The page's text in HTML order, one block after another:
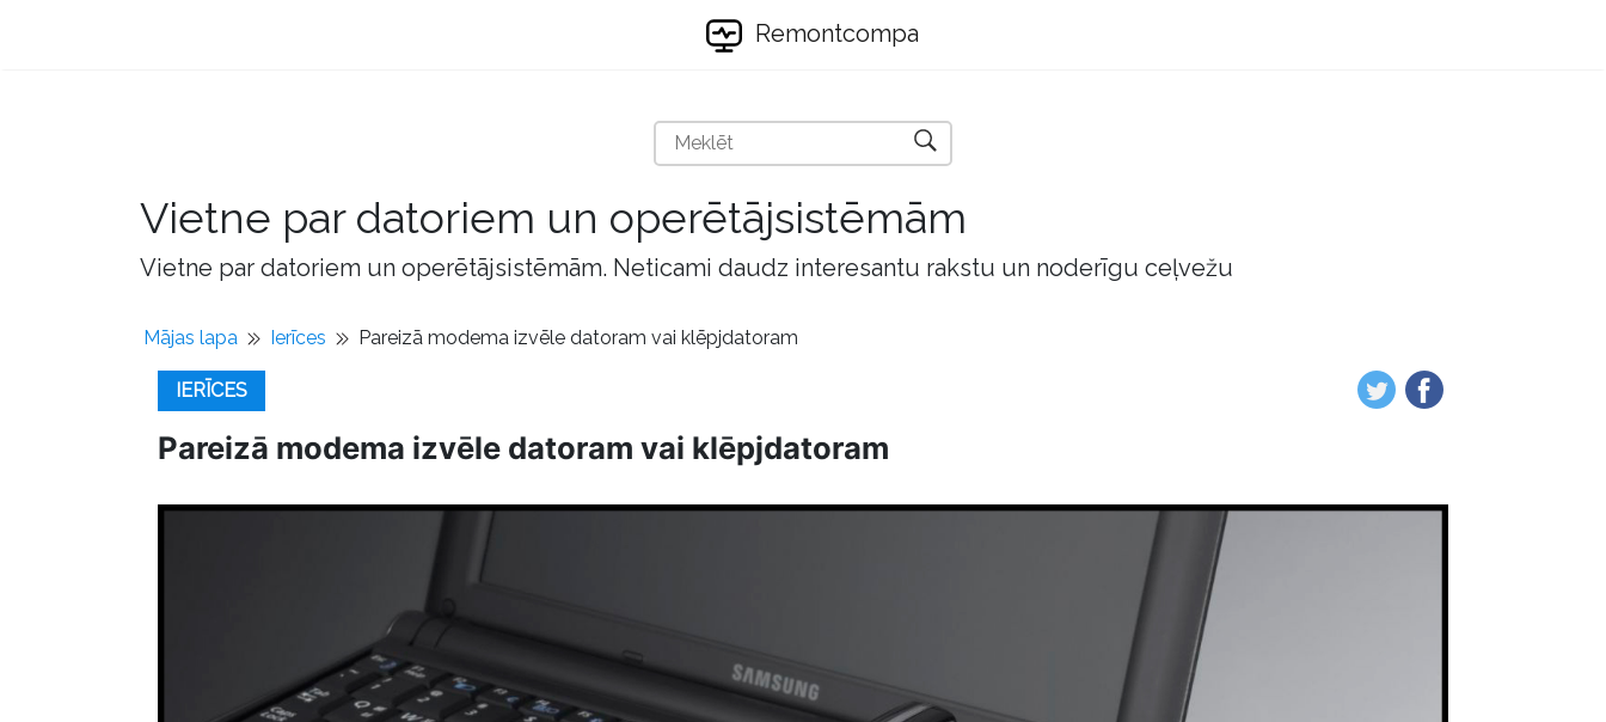
Remontcompa
Vietne par datoriem un operētājsistēmām
Vietne par datoriem un operētājsistēmām. Neticami daudz interesantu rakstu un noderīgu ceļvežu
Mājas lapa Ierīces Pareizā modema izvēle datoram vai klēpjdatoram
IERĪCES
Pareizā modema izvēle datoram vai klēpjdatoram